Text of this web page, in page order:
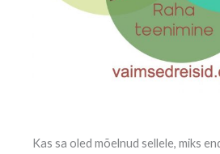
Kas sa oled mõelnud sellele, miks